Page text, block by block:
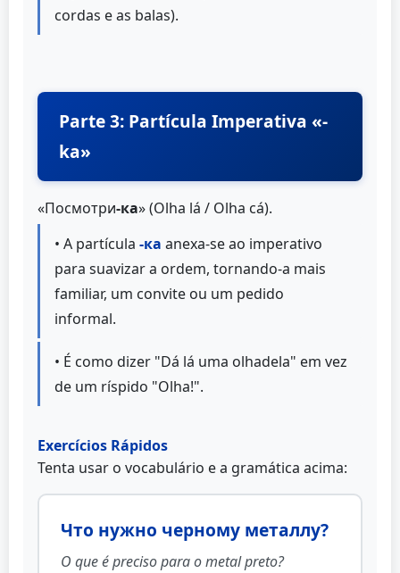
cordas e as balas).
Parte 3: Partícula Imperativa «-
ka»
«Посмотри-ка» (Olha lá / Olha cá).
• A partícula -ка anexa-se ao imperativo
para suavizar a ordem, tornando-a mais
familiar, um convite ou um pedido
informal.
• É como dizer "Dá lá uma olhadela" em vez
de um ríspido "Olha!".
Exercícios Rápidos
Tenta usar o vocabulário e a gramática acima:
Что нужно черному металлу?
O que é preciso para o metal preto?